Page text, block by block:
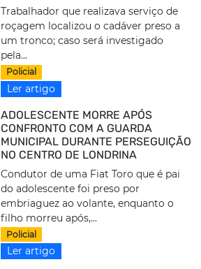
Trabalhador que realizava serviço de
roçagem localizou o cadáver preso a
um tronco; caso será investigado
pela...
Policial
Ler artigo
ADOLESCENTE MORRE APÓS
CONFRONTO COM A GUARDA
MUNICIPAL DURANTE PERSEGUIÇÃO
NO CENTRO DE LONDRINA
Condutor de uma Fiat Toro que é pai
do adolescente foi preso por
embriaguez ao volante, enquanto o
filho morreu após,...
Policial
Ler artigo